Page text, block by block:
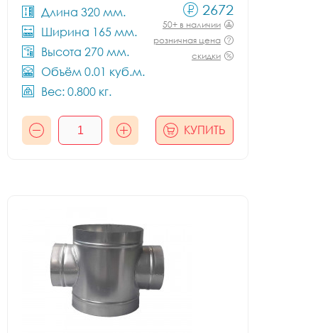
Длина 320 мм.
Ширина 165 мм.
Высота 270 мм.
Объём 0.01 куб.м.
Вес: 0.800 кг.
2672
50+ в наличии
розничная цена
скидки
КУПИТЬ